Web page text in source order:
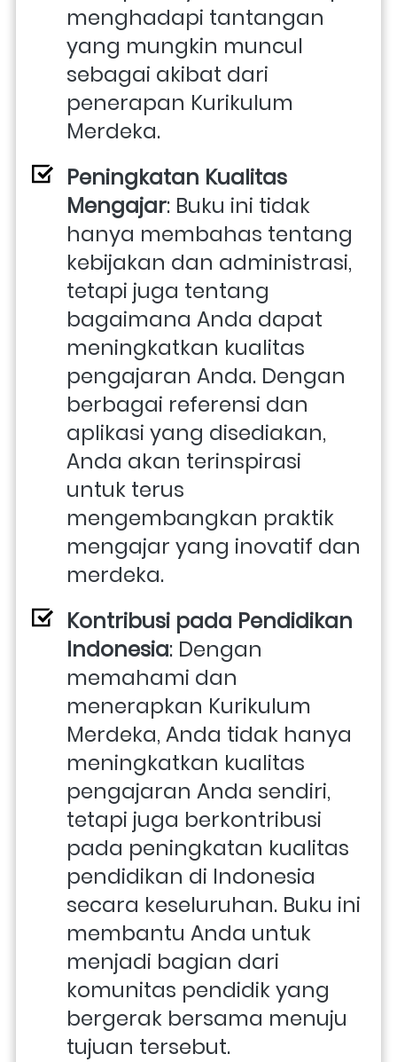
menghadapi tantangan
yang mungkin muncul
sebagai akibat dari
penerapan Kurikulum
Merdeka.
Peningkatan Kualitas
Mengajar: Buku ini tidak
hanya membahas tentang
kebijakan dan administrasi,
tetapi juga tentang
bagaimana Anda dapat
meningkatkan kualitas
pengajaran Anda. Dengan
berbagai referensi dan
aplikasi yang disediakan,
Anda akan terinspirasi
untuk terus
mengembangkan praktik
mengajar yang inovatif dan
merdeka.
Kontribusi pada Pendidikan
Indonesia: Dengan
memahami dan
menerapkan Kurikulum
Merdeka, Anda tidak hanya
meningkatkan kualitas
pengajaran Anda sendiri,
tetapi juga berkontribusi
pada peningkatan kualitas
pendidikan di Indonesia
secara keseluruhan. Buku ini
membantu Anda untuk
menjadi bagian dari
komunitas pendidik yang
bergerak bersama menuju
tujuan tersebut.